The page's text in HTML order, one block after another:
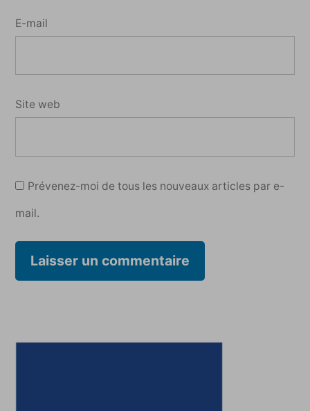
E-mail
Site web
Prévenez-moi de tous les nouveaux articles par e-
mail.